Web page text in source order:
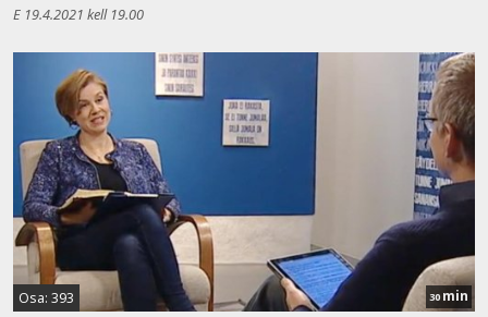
E 19.4.2021 kell 19.00
Osa: 393 30 min